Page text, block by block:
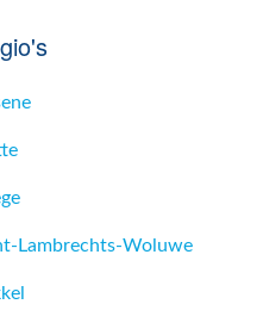
Lambrechts-Woluwe